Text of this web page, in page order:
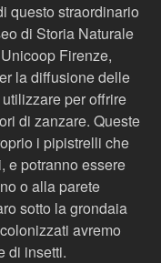
questo straordinario
di Storia Naturale
Firenze,
la diffusione delle
per offrire
di zanzare. Queste
i pipistrelli che
e potranno essere
o alla parete
sotto la grondaia
avremo
di insetti.